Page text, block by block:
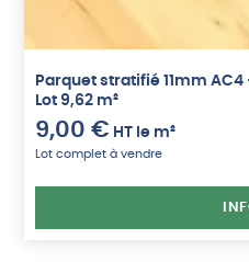
Parquet stratifié 11mm
Lot 9,62 m²
9,00€ HT le m²
Lot complet à vendre